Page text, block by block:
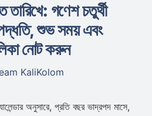
গণেশ চতুর্থী
শুভ সময় এবং
নোট করুন
KaliKolom
অনুসারে, প্রতি বছর ভাদ্রপদ মাসে,